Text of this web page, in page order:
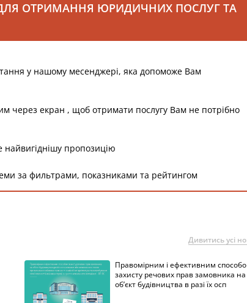
ОТРИМАННЯ ЮРИДИЧНИХ ПОСЛУГ ТА
у нашому месенджері, яка допоможе Вам
через екран , щоб отримати послугу Вам не потрібно
пропозицію
за фильтрами, показниками та рейтингом
Дивитись усі
Правомірним і ефективним
захисту речових прав замовника на
об’єкт будівництва в разі їх осп